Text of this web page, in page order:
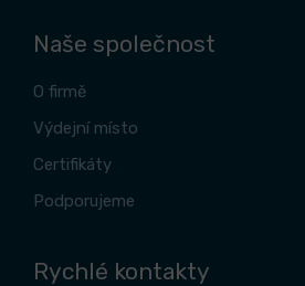
Naše společnost
O firmě
Výdejní místo
Certifikáty
Podporujeme
Rychlé kontakty